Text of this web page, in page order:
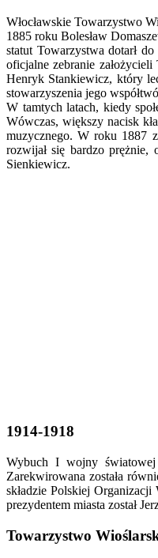
Włocławskie Towarzystwo
1885 roku Bolesław
statut Towarzystwa dotarł
oficjalne zebranie
Henryk Stankiewicz, który
stowarzyszenia jego
W tamtych latach, kiedy
Wówczas, większy nacisk
muzycznego. W roku 1887
rozwijał się bardzo prężnie,
Sienkiewicz.
1914-1918
Wybuch I wojny światowej
Zarekwirowana została
składzie Polskiej
prezydentem miasta został
Towarzystwo